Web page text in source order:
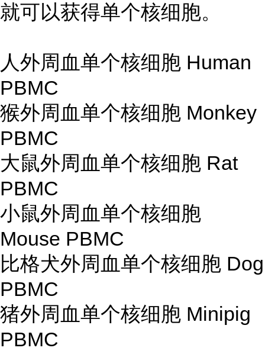
就可以获得单个核细胞。
人外周血单个核细胞 Human
PBMC
猴外周血单个核细胞 Monkey
PBMC
大鼠外周血单个核细胞 Rat
PBMC
小鼠外周血单个核细胞
Mouse PBMC
比格犬外周血单个核细胞 Dog
PBMC
猪外周血单个核细胞 Minipig
PBMC